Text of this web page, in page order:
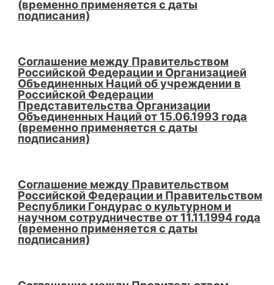
(временно применяется с даты
подписания)
Соглашение между Правительством
Российской Федерации и Организацией
Объединенных Наций об учреждении в
Российской Федерации
Представительства Организации
Объединенных Наций от 15.06.1993 года
(временно применяется с даты
подписания)
Соглашение между Правительством
Российской Федерации и Правительством
Республики Гондурас о культурном и
научном сотрудничестве от 11.11.1994 года
(временно применяется с даты
подписания)